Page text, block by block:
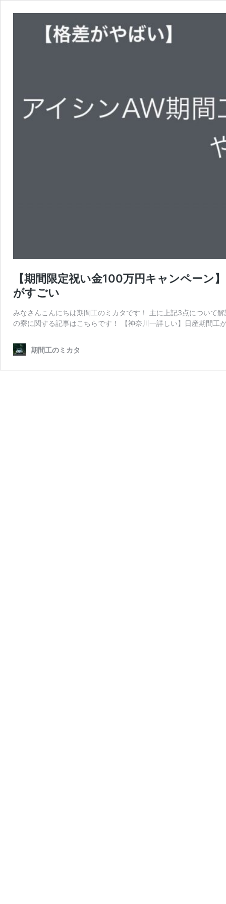
【期間限定祝い金100万円キャンペーン
がすごい
みなさんこんにちは期間工のミカタです！ 主に上記3点について
の寮に関する記事はこちらです！ 【神奈川一詳しい】日産期間工
期間工のミカタ